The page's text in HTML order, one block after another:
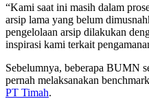
“Kami saat ini masih dalam
arsip lama yang belum
pengelolaan arsip dilakukan
inspirasi kami terkait
Sebelumnya, beberapa BUMN
pernah melaksanakan
PT Timah.